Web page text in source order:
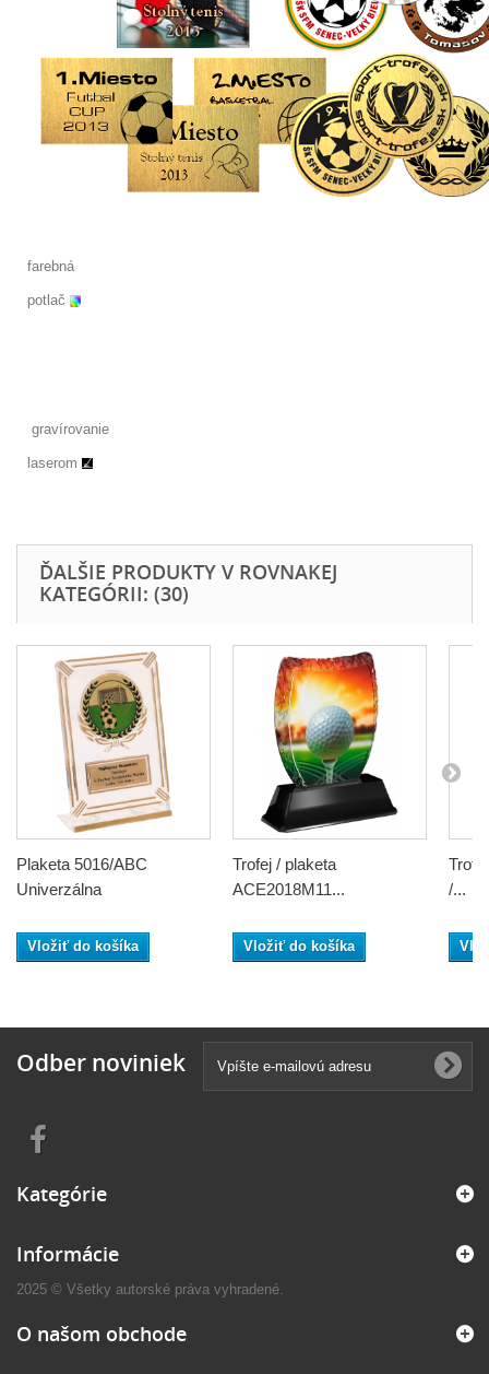
farebná
potlač
gravírovanie
laserom
ĎALŠIE PRODUKTY V ROVNAKEJ
KATEGÓRII: (30)
Plaketa 5016/ABC
Univerzálna
Vložiť do košíka
Trofej / plaketa
ACE2018M11...
Vložiť do košíka
/...
Odber noviniek
Kategórie
Informácie
2025 © Všetky autorské práva vyhradené.
O našom obchode